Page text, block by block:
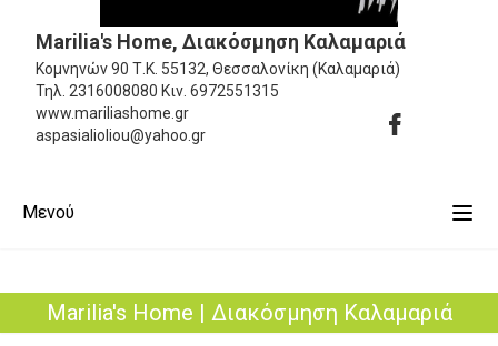
Marilia's Home, Διακόσμηση Καλαμαριά
Κομνηνών 90 Τ.Κ. 55132, Θεσσαλονίκη (Καλαμαριά)
Τηλ. 2316008080 Κιν. 6972551315
www.mariliashome.gr
aspasialioliou@yahoo.gr
Μενού
Marilia's Home | Διακόσμηση Καλαμαριά